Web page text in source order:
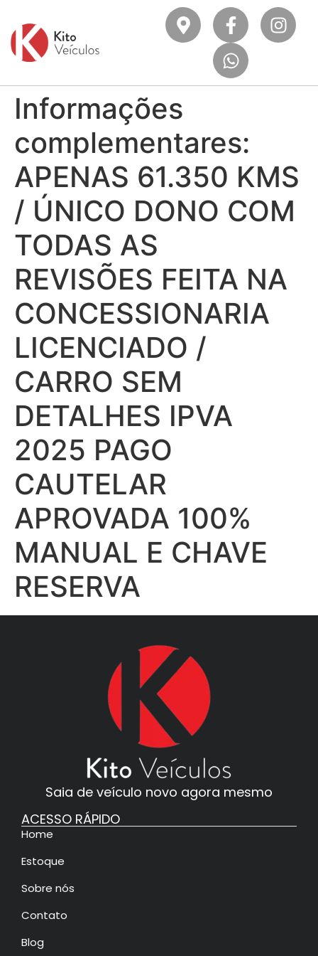
Informações
complementares:
APENAS 61.350 KMS
/ ÚNICO DONO COM
TODAS AS
REVISÕES FEITA NA
CONCESSIONARIA
LICENCIADO /
CARRO SEM
DETALHES IPVA
2025 PAGO
CAUTELAR
APROVADA 100%
MANUAL E CHAVE
RESERVA
Saia de veículo novo agora mesmo
ACESSO RÁPIDO
Home
Estoque
Sobre nós
Contato
Blog